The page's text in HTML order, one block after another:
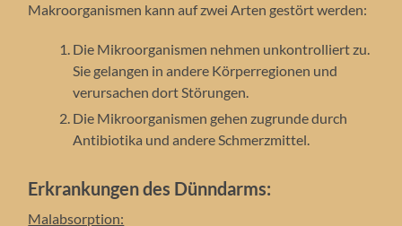
Makroorganismen kann auf zwei Arten gestört werden:
Die Mikroorganismen nehmen unkontrolliert zu.
Sie gelangen in andere Körperregionen und
verursachen dort Störungen.
Die Mikroorganismen gehen zugrunde durch
Antibiotika und andere Schmerzmittel.
Erkrankungen des Dünndarms:
Malabsorption: